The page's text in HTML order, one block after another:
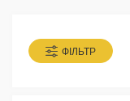
ФІЛЬТР